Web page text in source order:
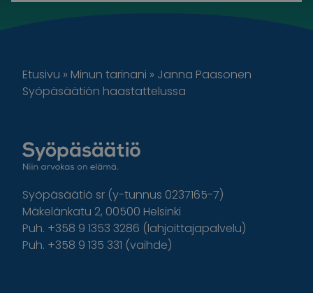
Etusivu » Minun tarinani » Janna Paasonen
Syöpäsäätiön haastattelussa
Syöpäsäätiö sr (y-tunnus 0237165-7)
Mäkelänkatu 2, 00500 Helsinki
Puh. +358 9 1353 3286 (lahjoittajapalvelu)
Puh. +358 9 135 331 (vaihde)